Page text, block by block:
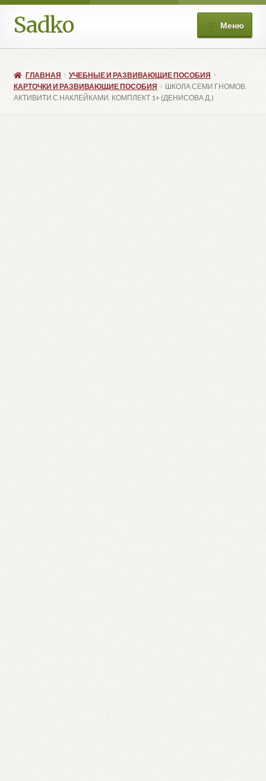
Перейти
к
навигации
Перейти
к
содержимому
Sadko Меню
Книжные подборки
Магазин
ГЛАВНАЯ
УЧЕБНЫЕ И РАЗВИВАЮЩИЕ ПОСОБИЯ
КАРТОЧКИ И РАЗВИВАЮЩИЕ ПОСОБИЯ
ШКОЛА СЕМИ ГНОМОВ.
АКТИВИТИ С НАКЛЕЙКАМИ. КОМПЛЕКТ 1+ (ДЕНИСОВА Д.)